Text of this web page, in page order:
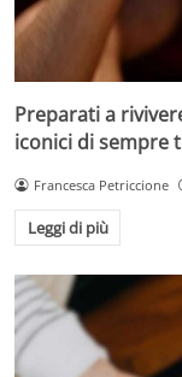
Preparati a
iconici di sempre
Francesca Petriccione
Leggi di più